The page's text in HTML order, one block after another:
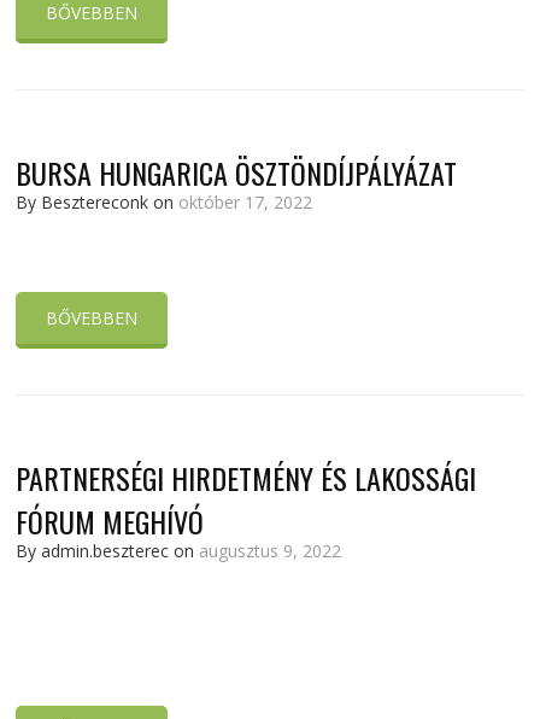
BŐVEBBEN
BURSA HUNGARICA ÖSZTÖNDÍJPÁLYÁZAT
By Besztereconk on október 17, 2022
BŐVEBBEN
PARTNERSÉGI HIRDETMÉNY ÉS LAKOSSÁGI
FÓRUM MEGHÍVÓ
By admin.beszterec on augusztus 9, 2022